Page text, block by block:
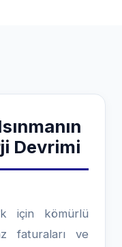
Devrimi
için kömürlü
faturaları ve